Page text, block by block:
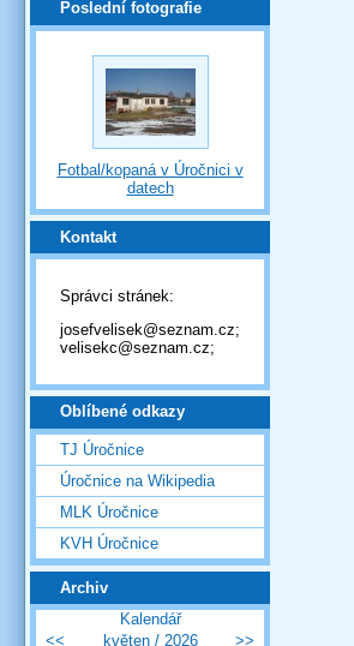
Poslední fotografie
Fotbal/kopaná v Úročnici v
datech
Kontakt
Správci stránek:
josefvelisek@seznam.cz;
velisekc@seznam.cz;
Oblíbené odkazy
TJ Úročnice
Úročnice na Wikipedia
MLK Úročnice
KVH Úročnice
Archiv
Kalendář
<<
květen / 2026 >>